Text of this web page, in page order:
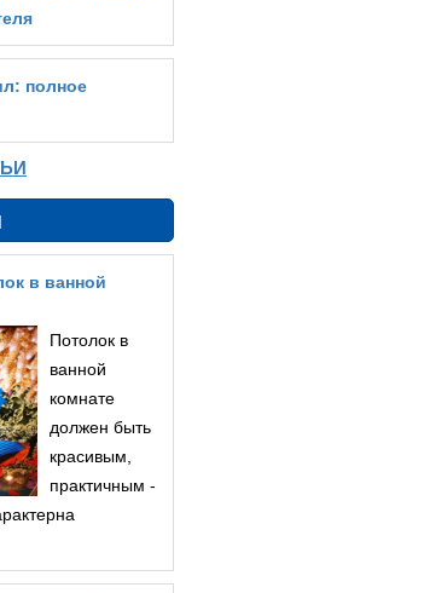
полное
в ванной
Потолок в
ванной
комнате
должен быть
красивым,
практичным -